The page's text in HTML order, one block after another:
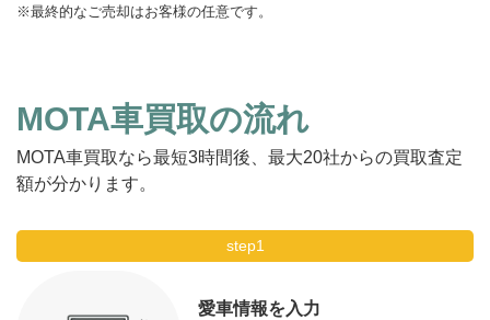
※最終的なご売却はお客様の任意です。
MOTA車買取の流れ
MOTA車買取なら最短3時間後、最大20社からの買取査定
額が分かります。
step1
愛車情報を入力